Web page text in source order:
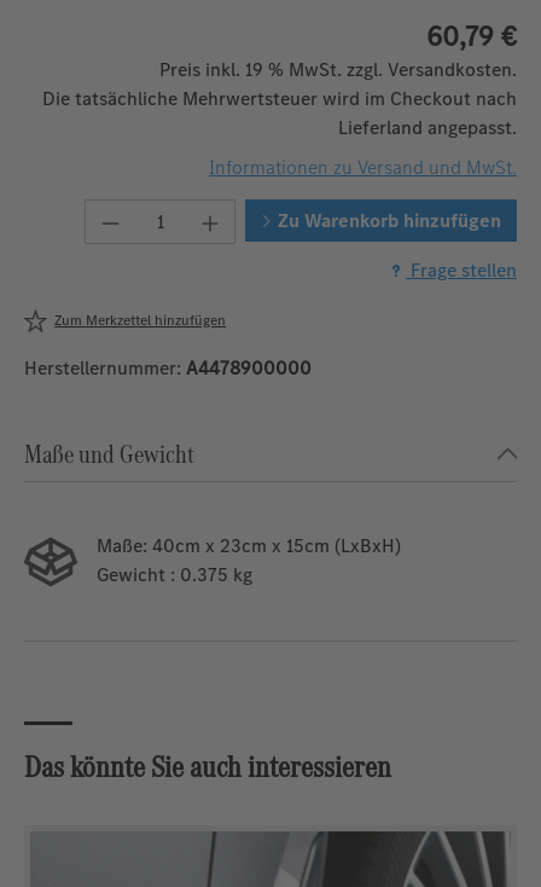
60,79 €
Preis inkl. 19 % MwSt. zzgl. Versandkosten.
Die tatsächliche Mehrwertsteuer wird im Checkout nach
Lieferland angepasst.
Informationen zu Versand und MwSt.
Produkt Anzahl: Gib denZu Warenkorb hinzufügen
Frage stellen
Zum Merkzettel hinzufügen
Herstellernummer: A4478900000
Maße und Gewicht
Maße: 40cm x 23cm x 15cm (LxBxH)
Gewicht : 0.375 kg
Das könnte Sie auch interessieren